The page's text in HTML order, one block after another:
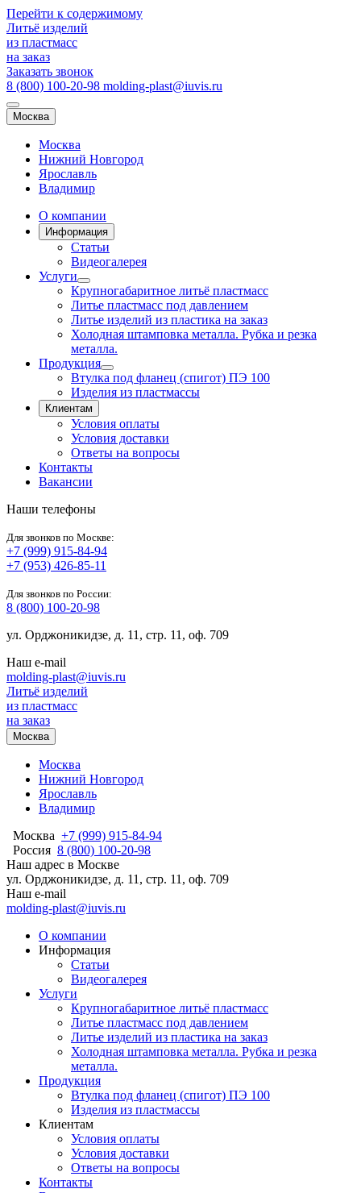
Перейти к содержимому
Литьё изделий
из пластмасс
на заказ
Заказать звонок
8 (800) 100-20-98 molding-plast@iuvis.ru
Москва
Москва
Нижний Новгород
Ярославль
Владимир
О компании
Информация
Статьи
Видеогалерея
Услуги
Крупногабаритное литьё пластмасс
Литье пластмасс под давлением
Литье изделий из пластика на заказ
Холодная штамповка металла. Рубка и резка
металла.
Продукция
Втулка под фланец (спигот) ПЭ 100
Изделия из пластмассы
Клиентам
Условия оплаты
Условия доставки
Ответы на вопросы
Контакты
Вакансии
Наши телефоны
Для звонков по Москве:
+7 (999) 915-84-94
+7 (953) 426-85-11
Для звонков по России:
8 (800) 100-20-98
ул. Орджоникидзе, д. 11, стр. 11, оф. 709
Наш e-mail
molding-plast@iuvis.ru
Литьё изделий
из пластмасс
на заказ
Москва
Москва
Нижний Новгород
Ярославль
Владимир
Москва +7 (999) 915-84-94
Россия 8 (800) 100-20-98
Наш адрес в Москве
ул. Орджоникидзе, д. 11, стр. 11, оф. 709
Наш e-mail
molding-plast@iuvis.ru
О компании
Информация
Статьи
Видеогалерея
Услуги
Крупногабаритное литьё пластмасс
Литье пластмасс под давлением
Литье изделий из пластика на заказ
Холодная штамповка металла. Рубка и резка
металла.
Продукция
Втулка под фланец (спигот) ПЭ 100
Изделия из пластмассы
Клиентам
Условия оплаты
Условия доставки
Ответы на вопросы
Контакты